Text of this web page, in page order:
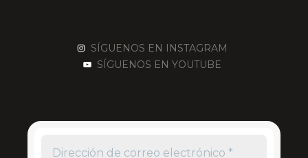
SÍGUENOS EN INSTAGRAM
SÍGUENOS EN YOUTUBE